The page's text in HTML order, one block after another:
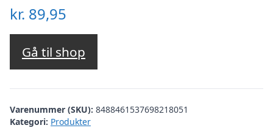
kr. 89,95
Gå til shop
Varenummer (SKU): 8488461537698218051
Kategori: Produkter